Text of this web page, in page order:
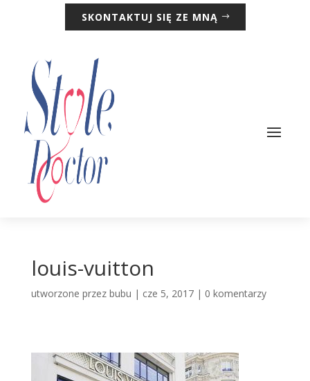
SKONTAKTUJ SIĘ ZE MNĄ
louis-vuitton
utworzone przez bubu | cze 5, 2017| 0 komentarzy